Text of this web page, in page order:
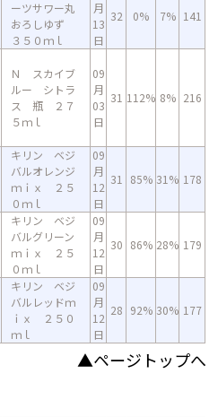
ーツサワー丸
おろしゆず
３５０ｍｌ
月
13
日
32 0% 7% 141
Ｎ スカイブ
ルー シトラ
ス 瓶 ２７
５ｍｌ
09
月
03
日
31 112% 8% 216
キリン ベジ
バルオレンジ
ｍｉｘ ２５
０ｍｌ
09
月
12
日
31 85% 31% 178
キリン ベジ
バルグリーン
ｍｉｘ ２５
０ｍｌ
09
月
12
日
30 86% 28% 179
キリン ベジ
バルレッドｍ
ｉｘ ２５０
ｍｌ
09
月
12
日
28 92% 30% 177
▲ページトップへ